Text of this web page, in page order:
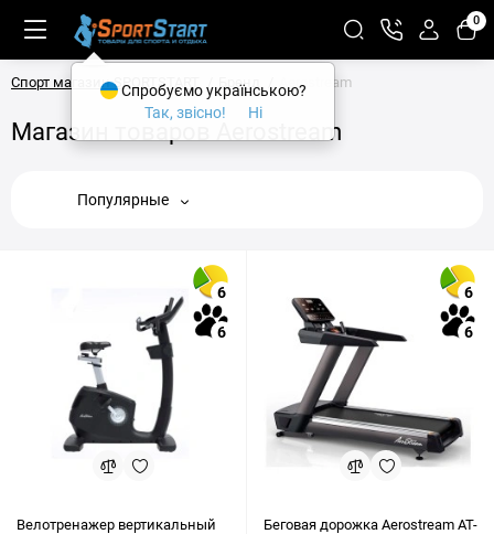
0
Спорт магазин SPORTSTART Бренд Aerostream
Магазин товаров Aerostream
Популярные
6
6
Велотренажер вертикальный
6
6
Беговая дорожка Aerostream AT-
Спробуємо українською?
Так, звісно!
Ні